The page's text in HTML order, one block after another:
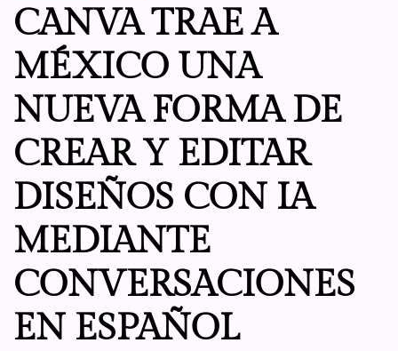
CANVA TRAE A
MÉXICO UNA
NUEVA FORMA DE
CREAR Y EDITAR
DISEÑOS CON IA
MEDIANTE
CONVERSACIONES
EN ESPAÑOL